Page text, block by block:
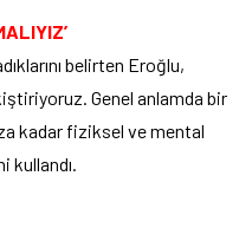
belirten Eroğlu,
Genel anlamda bir
kadar fiziksel ve mental
kullandı.